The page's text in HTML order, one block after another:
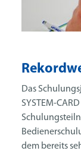
Das
SYSTEM-
dem bereits